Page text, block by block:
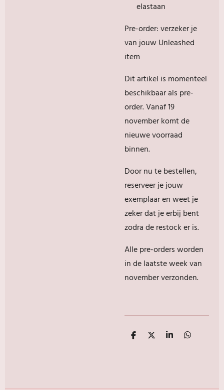
elastaan
Pre-order: verzeker je
van jouw Unleashed
item
Dit artikel is momenteel
beschikbaar als pre-
order. Vanaf 19
november komt de
nieuwe voorraad
binnen.
Door nu te bestellen,
reserveer je jouw
exemplaar en weet je
zeker dat je erbij bent
zodra de restock er is.
Alle pre-orders worden
in de laatste week van
november verzonden.
D D S D